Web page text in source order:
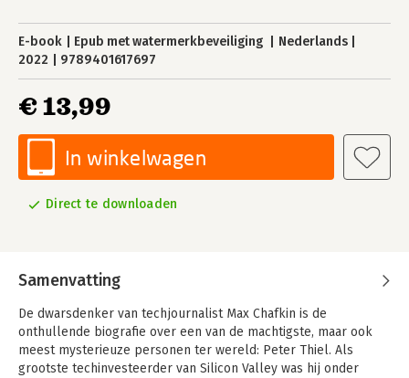
E-book Epub met watermerkbeveiliging
Nederlands
2022
9789401617697
€ 13,99
In winkelwagen
Direct te downloaden
Samenvatting
De dwarsdenker van techjournalist Max Chafkin is de
onthullende biografie over een van de machtigste, maar ook
meest mysterieuze personen ter wereld: Peter Thiel. Als
grootste techinvesteerder van Silicon Valley was hij onder